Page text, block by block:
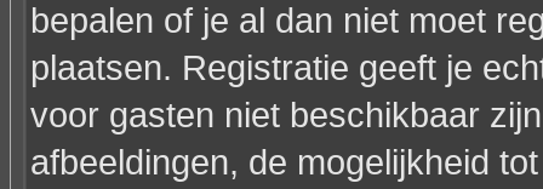
bepalen of je al dan niet moet
plaatsen. Registratie geeft je
voor gasten niet beschikbaar
afbeeldingen, de mogelijkheid